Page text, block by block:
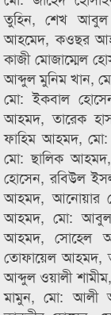
তুহিন, শেখ আবুল
আহমেদ, কওছর
কাজী মোজাম্মেল
আব্দুল মুনিম খান,
মো: ইকবাল
আহমদ, তারেক
ফাহিম আহমদ,
মো: ছালিক
হোসেন, রবিউল
আহমদ, আনোয়ার
আহমদ, মো: আবুল
আহমদ, সোহেল
তোফায়েল আহমদ,
আব্দুল ওয়ালী
মামুন, মো: আলী